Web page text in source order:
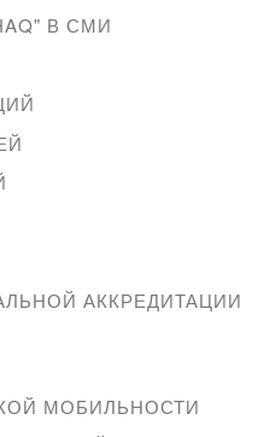
В СМИ
АККРЕДИТАЦИИ
МОБИЛЬНОСТИ